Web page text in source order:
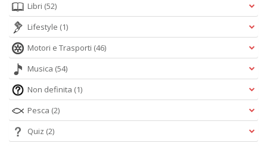
Libri (52)
Lifestyle (1)
Motori e Trasporti (46)
Musica (54)
Non definita (1)
Pesca (2)
Quiz (2)